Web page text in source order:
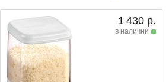
1 430 р.
в наличии